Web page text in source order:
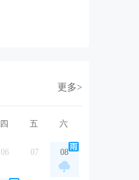
更多>
四 五 六
06 07 08